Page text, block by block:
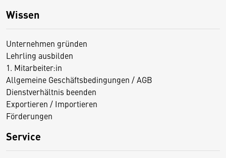
Wissen
Unternehmen gründen
Lehrling ausbilden
1. Mitarbeiter:in
Allgemeine Geschäftsbedingungen / AGB
Dienstverhältnis beenden
Exportieren / Importieren
Förderungen
Service